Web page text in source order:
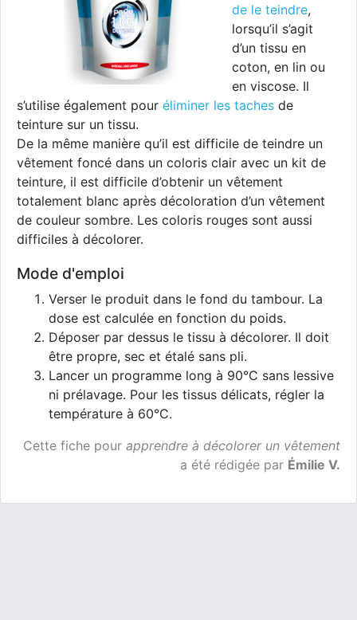
de le teindre,
lorsqu’il s’agit
d’un tissu en
coton, en lin ou
en viscose. Il
s’utilise également pour éliminer les taches de
teinture sur un tissu.
De la même manière qu’il est difficile de teindre un
vêtement foncé dans un coloris clair avec un kit de
teinture, il est difficile d’obtenir un vêtement
totalement blanc après décoloration d’un vêtement
de couleur sombre. Les coloris rouges sont aussi
difficiles à décolorer.
Mode d'emploi
Verser le produit dans le fond du tambour. La
dose est calculée en fonction du poids.
Déposer par dessus le tissu à décolorer. Il doit
être propre, sec et étalé sans pli.
Lancer un programme long à 90°C sans lessive
ni prélavage. Pour les tissus délicats, régler la
température à 60°C.
Cette fiche pour apprendre à décolorer un vêtement
a été rédigée par Émilie V.